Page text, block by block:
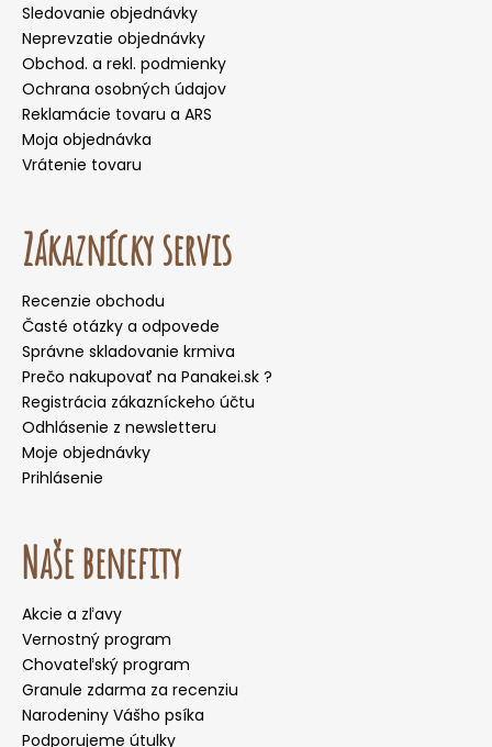
Sledovanie objednávky
Neprevzatie objednávky
Obchod. a rekl. podmienky
Ochrana osobných údajov
Reklamácie tovaru a ARS
Moja objednávka
Vrátenie tovaru
Zákaznícky servis
Recenzie obchodu
Časté otázky a odpovede
Správne skladovanie krmiva
Prečo nakupovať na Panakei.sk ?
Registrácia zákazníckeho účtu
Odhlásenie z newsletteru
Moje objednávky
Prihlásenie
Naše benefity
Akcie a zľavy
Vernostný program
Chovateľský program
Granule zdarma za recenziu
Narodeniny Vášho psíka
Podporujeme útulky